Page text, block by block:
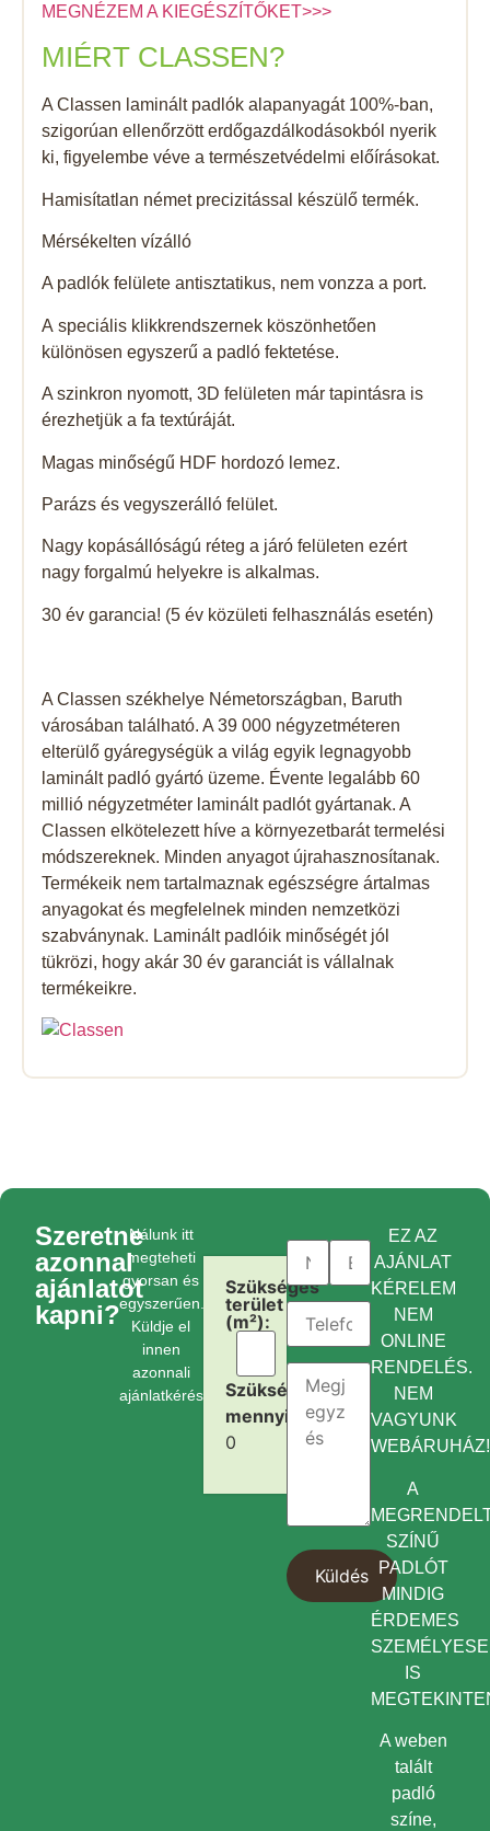
MEGNÉZEM A KIEGÉSZÍTŐKET>>>
MIÉRT CLASSEN?
A Classen laminált padlók alapanyagát 100%-ban,
szigorúan ellenőrzött erdőgazdálkodásokból nyerik
ki, figyelembe véve a természetvédelmi előírásokat.
Hamisítatlan német precizitással készülő termék.
Mérsékelten vízálló
A padlók felülete antisztatikus, nem vonzza a port.
A speciális klikkrendszernek köszönhetően
különösen egyszerű a padló fektetése.
A szinkron nyomott, 3D felületen már tapintásra is
érezhetjük a fa textúráját.
Magas minőségű HDF hordozó lemez.
Parázs és vegyszerálló felület.
Nagy kopásállóságú réteg a járó felületen ezért
nagy forgalmú helyekre is alkalmas.
30 év garancia! (5 év közületi felhasználás esetén)
A Classen székhelye Németországban, Baruth
városában található. A 39 000 négyzetméteren
elterülő gyáregységük a világ egyik legnagyobb
laminált padló gyártó üzeme. Évente legalább 60
millió négyzetméter laminált padlót gyártanak. A
Classen elkötelezett híve a környezetbarát termelési
módszereknek. Minden anyagot újrahasznosítanak.
Termékeik nem tartalmaznak egészségre ártalmas
anyagokat és megfelelnek minden nemzetközi
szabványnak. Laminált padlóik minőségét jól
tükrözi, hogy akár 30 év garanciát is vállalnak
termékeikre.
Szeretne
azonnal
ajánlatot
kapni?
Nálunk itt
megteheti
gyorsan és
egyszerűen.
Küldje el
innen
azonnali
ajánlatkérését.
Szükséges
terület
(m²):
Szükséges
mennyiség:
0
EZ AZ
AJÁNLAT
KÉRELEM
NEM
ONLINE
RENDELÉS.
NEM
VAGYUNK
WEBÁRUHÁZ!
A
SZÍNŰ
PADLÓT
MINDIG
ÉRDEMES
IS
A weben
talált
padló
színe,